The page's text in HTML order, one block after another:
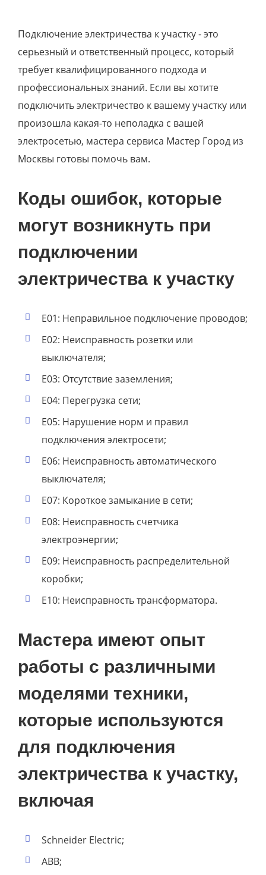
Подключение электричества к участку - это
серьезный и ответственный процесс, который
требует квалифицированного подхода и
профессиональных знаний. Если вы хотите
подключить электричество к вашему участку или
произошла какая-то неполадка с вашей
электросетью, мастера сервиса Мастер Город из
Москвы готовы помочь вам.
Коды ошибок, которые
могут возникнуть при
подключении
электричества к участку
E01: Неправильное подключение проводов;
E02: Неисправность розетки или
выключателя;
E03: Отсутствие заземления;
E04: Перегрузка сети;
E05: Нарушение норм и правил
подключения электросети;
E06: Неисправность автоматического
выключателя;
E07: Короткое замыкание в сети;
E08: Неисправность счетчика
электроэнергии;
E09: Неисправность распределительной
коробки;
E10: Неисправность трансформатора.
Мастера имеют опыт
работы с различными
моделями техники,
которые используются
для подключения
электричества к участку,
включая
Schneider Electric;
ABB;